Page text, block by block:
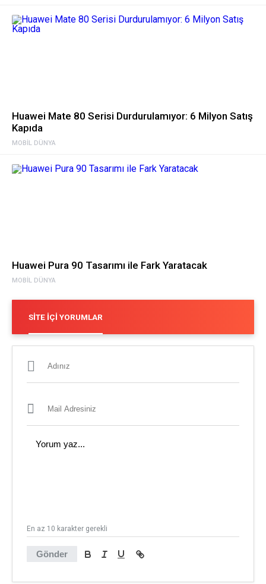
MOBIL DÜNYA
Huawei Mate 80 Serisi Durdurulamıyor: 6 Milyon Satış
Kapıda
MOBIL DÜNYA
Huawei Pura 90 Tasarımı ile Fark Yaratacak
SITE İÇI YORUMLAR
Gönder
En az 10 karakter gerekli